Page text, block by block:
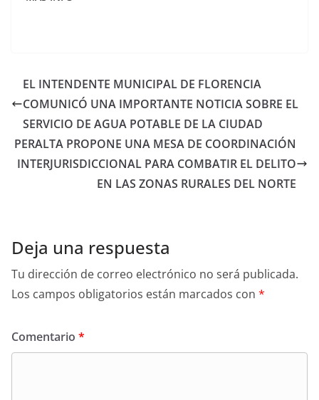
EL INTENDENTE MUNICIPAL DE FLORENCIA
COMUNICÓ UNA IMPORTANTE NOTICIA SOBRE EL
SERVICIO DE AGUA POTABLE DE LA CIUDAD
PERALTA PROPONE UNA MESA DE COORDINACIÓN
INTERJURISDICCIONAL PARA COMBATIR EL DELITO
EN LAS ZONAS RURALES DEL NORTE
Deja una respuesta
Tu dirección de correo electrónico no será publicada.
Los campos obligatorios están marcados con *
Comentario *